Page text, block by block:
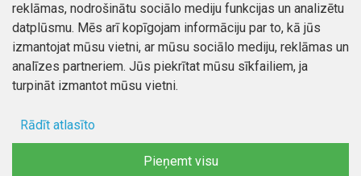
Mans profils
Mans profils
Pasūtījumi
Privātuma politika
Kontakti
Autortiesības © 2026, www.autobode.lv, Visas tiesības
reklāmas, nodrošinātu sociālo mediju funkcijas un analizētu
datplūsmu. Mēs arī kopīgojam informāciju par to, kā jūs
izmantojat mūsu vietni, ar mūsu sociālo mediju, reklāmas un
analīzes partneriem. Jūs piekrītat mūsu sīkfailiem, ja
turpināt izmantot mūsu vietni.
Rādīt atlasīto
Pieņemt visu